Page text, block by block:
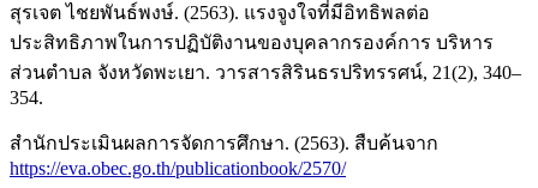
สุรเจต ไชยพันธ์พงษ์. (2563). แรงจูงใจที่มีอิทธิพลต่อ
ประสิทธิภาพในการปฏิบัติงานของบุคลากรองค์การ บริหาร
ส่วนตำบล จังหวัดพะเยา. วารสารสิรินธรปริทรรศน์, 21(2), 340–
354.
สำนักประเมินผลการจัดการศึกษา. (2563). สืบค้นจาก
https://eva.obec.go.th/publicationbook/2570/